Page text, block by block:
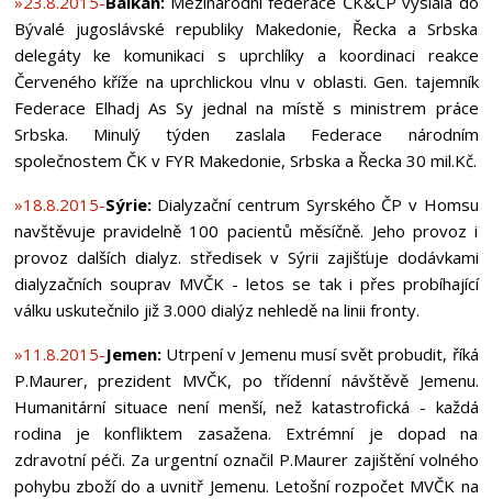
Bývalé jugoslávské republiky Makedonie, Řecka a Srbska
delegáty ke komunikaci s uprchlíky a koordinaci reakce
Červeného kříže na uprchlickou vlnu v oblasti. Gen. tajemník
Federace Elhadj As Sy jednal na místě s ministrem práce
Srbska. Minulý týden zaslala Federace národním
společnostem ČK v FYR Makedonie, Srbska a Řecka 30 mil.Kč.
»18.8.2015-Sýrie: Dialyzační centrum Syrského ČP v Homsu
navštěvuje pravidelně 100 pacientů měsíčně. Jeho provoz i
provoz dalších dialyz. středisek v Sýrii zajišťuje dodávkami
dialyzačních souprav MVČK - letos se tak i přes probíhající
válku uskutečnilo již 3.000 dialýz nehledě na linii fronty.
»11.8.2015-Jemen: Utrpení v Jemenu musí svět probudit, říká
P.Maurer, prezident MVČK, po třídenní návštěvě Jemenu.
Humanitární situace není menší, než katastrofická - každá
rodina je konfliktem zasažena. Extrémní je dopad na
zdravotní péči. Za urgentní označil P.Maurer zajištění volného
pohybu zboží do a uvnitř Jemenu. Letošní rozpočet MVČK na